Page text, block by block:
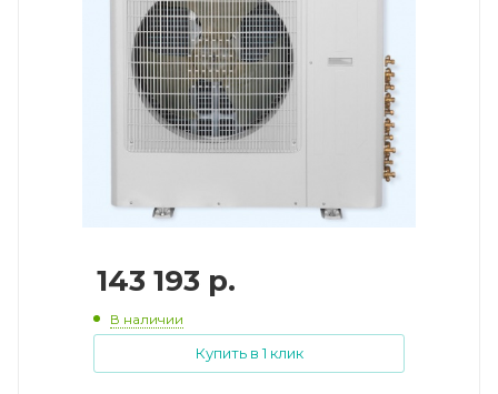
143 193 р.
В наличии
Купить в 1 клик